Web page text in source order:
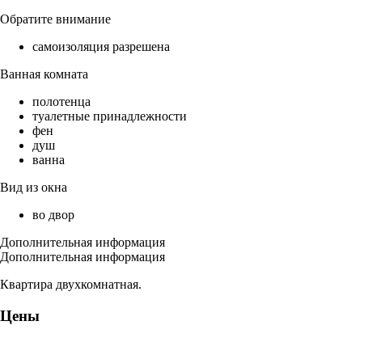
Обратите внимание
самоизоляция разрешена
Ванная комната
полотенца
туалетные принадлежности
фен
душ
ванна
Вид из окна
во двор
Дополнительная информация
Дополнительная информация
Квартира двухкомнатная.
Цены